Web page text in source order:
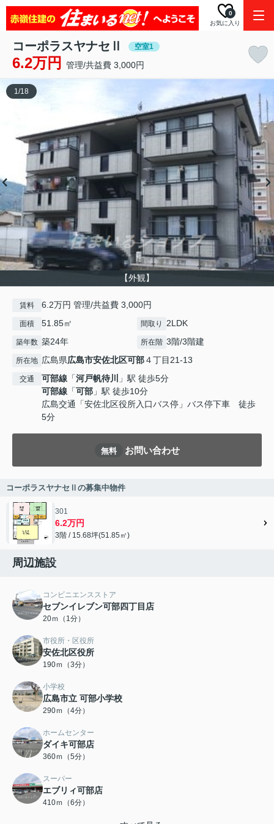
お気に入り
0
コーポラスヤナセⅡ 空室1
6.2万円 管理/共益費 3,000円
【外観】
1/18
賃料 6.2万円 管理/共益費 3,000円
面積 51.85㎡ 間取り 2LDK
築年数 築24年 所在階 3階/3階建
所在地 広島県広島市安佐北区可部４丁目21-13
交通 可部線 「河戸帆待川
」駅 徒歩5分
可部線 「可部 」駅 徒歩10分
広島交通「安佐北区役所入口バス停」バス停下車 徒歩
5分
無料 お問い合わせ
コーポラスヤナセⅡの募集中物件
301
6.2万円
3階 / 15.68坪(51.85㎡)
周辺施設
コンビニエンスストア
セブンイレブン可部四丁目店
20ｍ（1分）
市役所・区役所
安佐北区役所
190ｍ（3分）
小学校
広島市立 可部小学校
290ｍ（4分）
ホームセンター
ダイキ可部店
360ｍ（5分）
スーパー
エブリィ可部店
410ｍ（6分）